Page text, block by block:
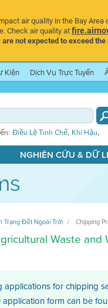
air quality in the Bay
Check air quality at
not expected to exceed
Kiện Dịch Vụ Trực Tuyến
Điều Lệ Tinh Chế, Khí Hậu,
NGHIÊN CỨU & DỮ
Trạng Đốt Ngoài Trời Chipping
Waste
applications for chipping
form can be